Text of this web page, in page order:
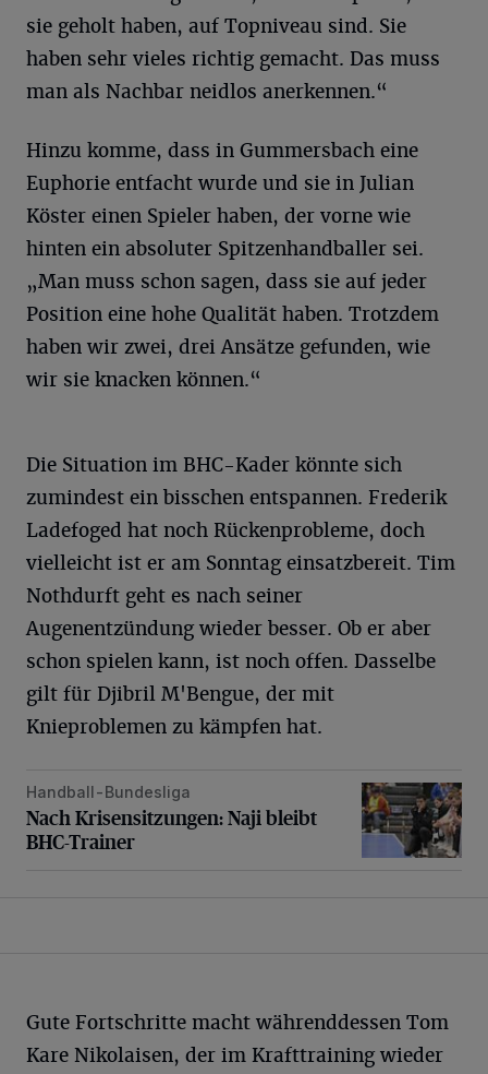
sie geholt haben, auf Topniveau sind. Sie
haben sehr vieles richtig gemacht. Das muss
man als Nachbar neidlos anerkennen.“
Hinzu komme, dass in Gummersbach eine
Euphorie entfacht wurde und sie in Julian
Köster einen Spieler haben, der vorne wie
hinten ein absoluter Spitzenhandballer sei.
„Man muss schon sagen, dass sie auf jeder
Position eine hohe Qualität haben. Trotzdem
haben wir zwei, drei Ansätze gefunden, wie
wir sie knacken können.“
Die Situation im BHC-Kader könnte sich
zumindest ein bisschen entspannen. Frederik
Ladefoged hat noch Rückenprobleme, doch
vielleicht ist er am Sonntag einsatzbereit. Tim
Nothdurft geht es nach seiner
Augenentzündung wieder besser. Ob er aber
schon spielen kann, ist noch offen. Dasselbe
gilt für Djibril M'Bengue, der mit
Knieproblemen zu kämpfen hat.
Nach Krisensitzungen: Naji bleibt BHC-Trainer
Handball-Bundesliga
Nach Krisensitzungen: Naji bleibt
BHC-Trainer
Gute Fortschritte macht währenddessen Tom
Kare Nikolaisen, der im Krafttraining wieder